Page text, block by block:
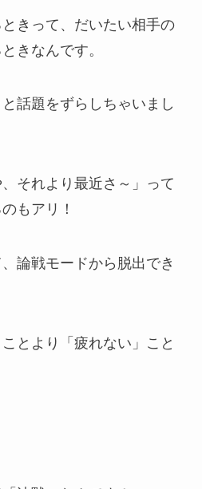
きって、だいたい相手の
きなんです。
話題をずらしちゃいまし
それより最近さ～」って
もアリ！
論戦モードから脱出でき
とより「疲れない」こと